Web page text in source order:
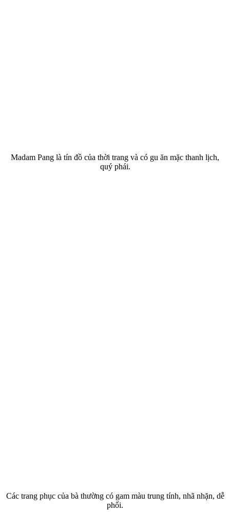
Madam Pang là tín đồ của thời trang và có gu ăn mặc thanh lịch,
quý phái.
Các trang phục của bà thường có gam màu trung tính, nhã nhặn, dễ
phối.